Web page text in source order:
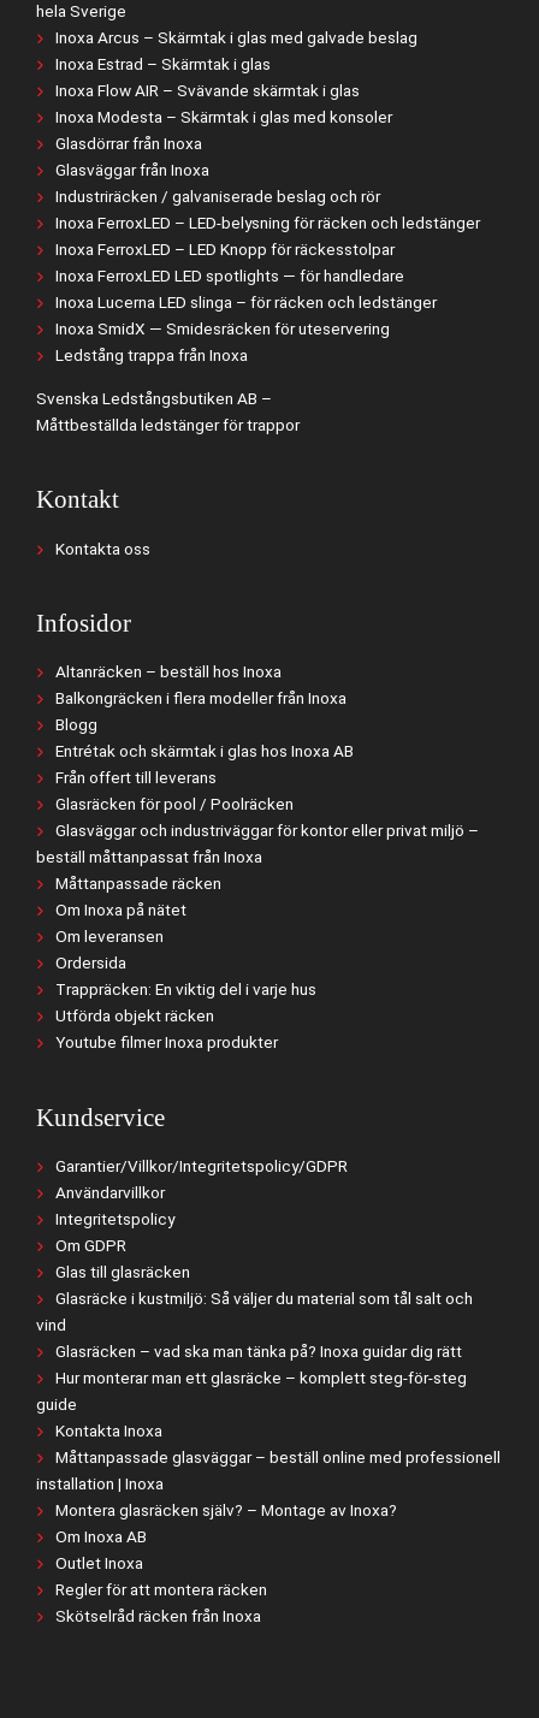
hela Sverige
Inoxa Arcus – Skärmtak i glas med galvade beslag
Inoxa Estrad – Skärmtak i glas
Inoxa Flow AIR – Svävande skärmtak i glas
Inoxa Modesta – Skärmtak i glas med konsoler
Glasdörrar från Inoxa
Glasväggar från Inoxa
Industriräcken / galvaniserade beslag och rör
Inoxa FerroxLED – LED-belysning för räcken och ledstänger
Inoxa FerroxLED – LED Knopp för räckesstolpar
Inoxa FerroxLED LED spotlights — för handledare
Inoxa Lucerna LED slinga – för räcken och ledstänger
Inoxa SmidX — Smidesräcken för uteservering
Ledstång trappa från Inoxa
Svenska Ledstångsbutiken AB –
Måttbeställda ledstänger för trappor
Kontakt
Kontakta oss
Infosidor
Altanräcken – beställ hos Inoxa
Balkongräcken i flera modeller från Inoxa
Blogg
Entrétak och skärmtak i glas hos Inoxa AB
Från offert till leverans
Glasräcken för pool / Poolräcken
Glasväggar och industriväggar för kontor eller privat miljö –
beställ måttanpassat från Inoxa
Måttanpassade räcken
Om Inoxa på nätet
Om leveransen
Ordersida
Trappräcken: En viktig del i varje hus
Utförda objekt räcken
Youtube filmer Inoxa produkter
Kundservice
Garantier/Villkor/Integritetspolicy/GDPR
Användarvillkor
Integritetspolicy
Om GDPR
Glas till glasräcken
Glasräcke i kustmiljö: Så väljer du material som tål salt och
vind
Glasräcken – vad ska man tänka på? Inoxa guidar dig rätt
Hur monterar man ett glasräcke – komplett steg-för-steg
guide
Kontakta Inoxa
Måttanpassade glasväggar – beställ online med professionell
installation | Inoxa
Montera glasräcken själv? – Montage av Inoxa?
Om Inoxa AB
Outlet Inoxa
Regler för att montera räcken
Skötselråd räcken från Inoxa